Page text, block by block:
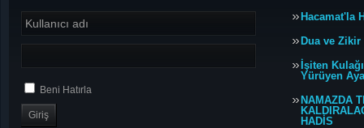
Beni Hatırla
Hacamat'la
Dua ve
İşiten
Yürüyen
NAMAZDA
HADİS